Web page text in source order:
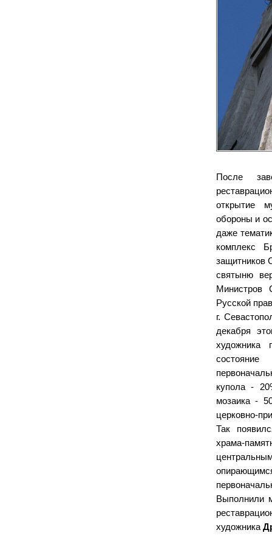
После
открытие
обороны и
даже
комплекс
защитников
святыню
Министров
Русской
г.
декабря
художника
купола -
мозаика -
церковно-
Так
храма-
Выполнили
художника